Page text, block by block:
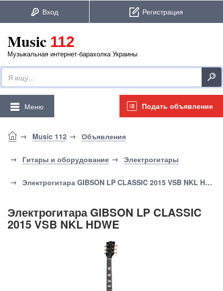
Music 112
Музыкальная интернет-барахолка Украины
Подать объявление
Меню
Music 112 Объявления
Гитары и оборудование Электрогитары
Электрогитара GIBSON LP CLASSIC 2015 VSB NKL HDWE
Электрогитара GIBSON LP CLASSIC
2015 VSB NKL HDWE